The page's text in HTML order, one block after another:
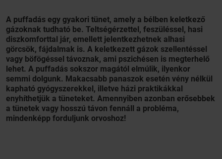
A puffadás egy gyakori tünet, amely a bélben keletkező
gázoknak tudható be. Teltségérzettel, feszüléssel, hasi
diszkomforttal jár, emellett jelentkezhetnek alhasi
görcsök, fájdalmak is. A keletkezett gázok szellentéssel
vagy böfögéssel távoznak, ami pszichésen is megterhelő
lehet. A puffadás sokszor magától elmúlik, ilyenkor
semmi dolgunk. Makacsabb panaszok esetén vény nélkül
kapható gyógyszerekkel, illetve házi praktikákkal
enyhíthetjük a tüneteket. Amennyiben azonban erősebbek
a tünetek vagy hosszú távon fennáll a probléma,
mindenképp forduljunk orvoshoz!